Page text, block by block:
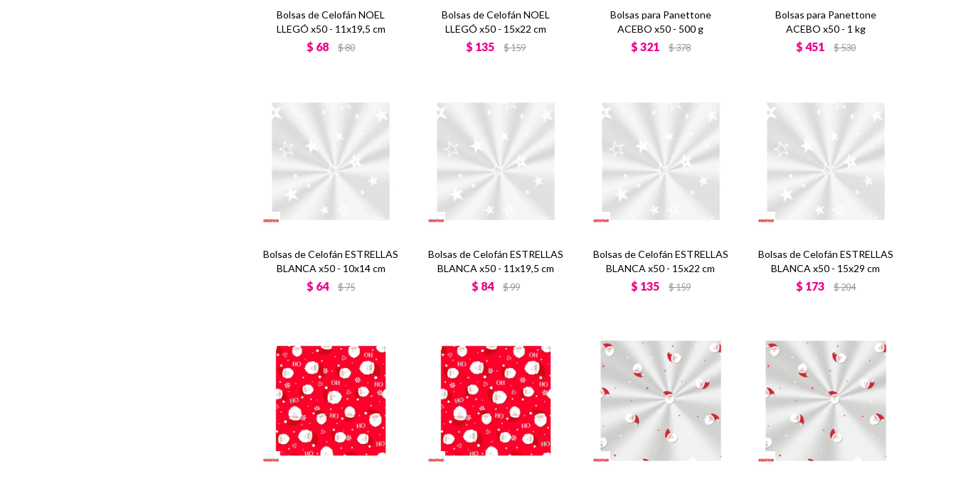
Bolsas de Celofán NOEL
LLEGÓ x50 - 11x19,5 cm
$ 68 $80
Bolsas de Celofán NOEL
LLEGÓ x50 - 15x22 cm
$ 135 $159
Bolsas para Panettone
ACEBO x50 - 500 g
$ 321 $378
Bolsas para Panettone
ACEBO x50 - 1 kg
$ 451 $530
Bolsas de Celofán ESTRELLAS
BLANCA x50 - 10x14 cm
$ 64 $75
Bolsas de Celofán ESTRELLAS
BLANCA x50 - 11x19,5 cm
$ 84 $99
Bolsas de Celofán ESTRELLAS
BLANCA x50 - 15x22 cm
$ 135 $159
Bolsas de Celofán ESTRELLAS
BLANCA x50 - 15x29 cm
$ 173 $204